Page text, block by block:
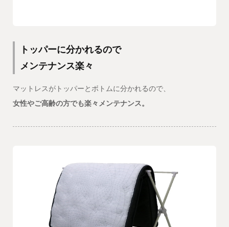
トッパーに分かれるので
メンテナンス楽々
マットレスがトッパーとボトムに分かれるので、
女性やご高齢の方でも楽々メンテナンス。